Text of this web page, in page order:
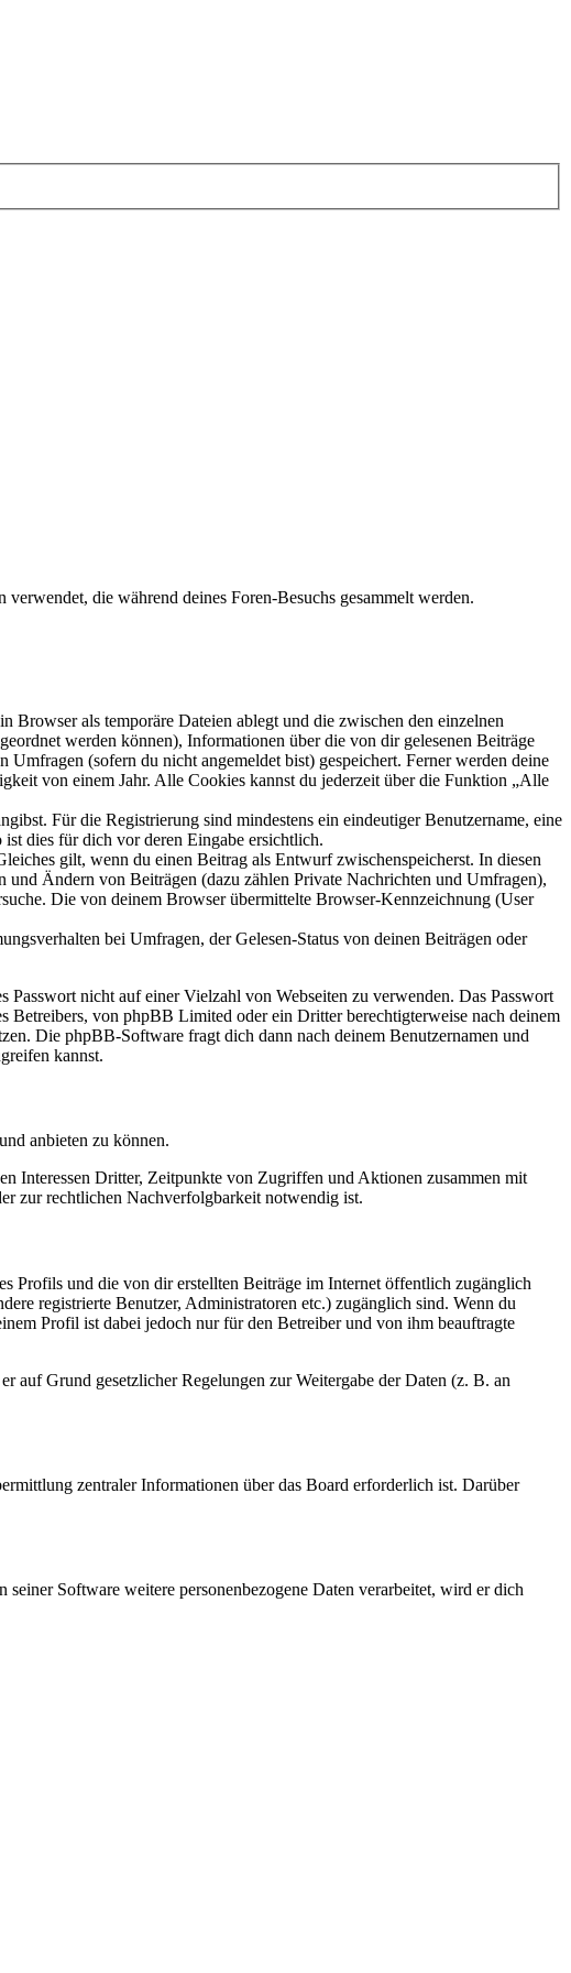
die während deines Foren-Besuchs gesammelt werden.
Browser als temporäre Dateien ablegt und die zwischen den einzelnen
werden können), Informationen über die von dir gelesenen Beiträge
(sofern du nicht angemeldet bist) gespeichert. Ferner werden deine
von einem Jahr. Alle Cookies kannst du jederzeit über die Funktion „Alle
Für die Registrierung sind mindestens ein eindeutiger Benutzername, eine
dies für dich vor deren Eingabe ersichtlich.
gilt, wenn du einen Beitrag als Entwurf zwischenspeicherst. In diesen
Ändern von Beiträgen (dazu zählen Private Nachrichten und Umfragen),
Die von deinem Browser übermittelte Browser-Kennzeichnung (User
bei Umfragen, der Gelesen-Status von deinen Beiträgen oder
nicht auf einer Vielzahl von Webseiten zu verwenden. Das Passwort
Betreibers, von phpBB Limited oder ein Dritter berechtigterweise nach deinem
Die phpBB-Software fragt dich dann nach deinem Benutzernamen und
kannst.
anbieten zu können.
Interessen Dritter, Zeitpunkte von Zugriffen und Aktionen zusammen mit
zur rechtlichen Nachverfolgbarkeit notwendig ist.
Profils und die von dir erstellten Beiträge im Internet öffentlich zugänglich
registrierte Benutzer, Administratoren etc.) zugänglich sind. Wenn du
Profil ist dabei jedoch nur für den Betreiber und von ihm beauftragte
auf Grund gesetzlicher Regelungen zur Weitergabe der Daten (z. B. an
zentraler Informationen über das Board erforderlich ist. Darüber
Software weitere personenbezogene Daten verarbeitet, wird er dich